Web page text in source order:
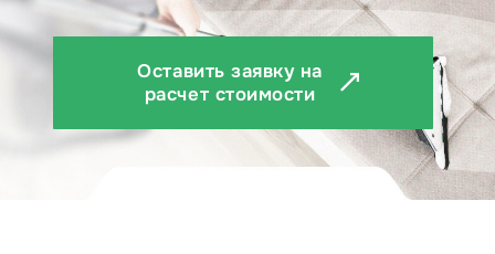
Оставить заявку на
расчет стоимости